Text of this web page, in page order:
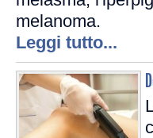
melanoma.
Leggi tutto...